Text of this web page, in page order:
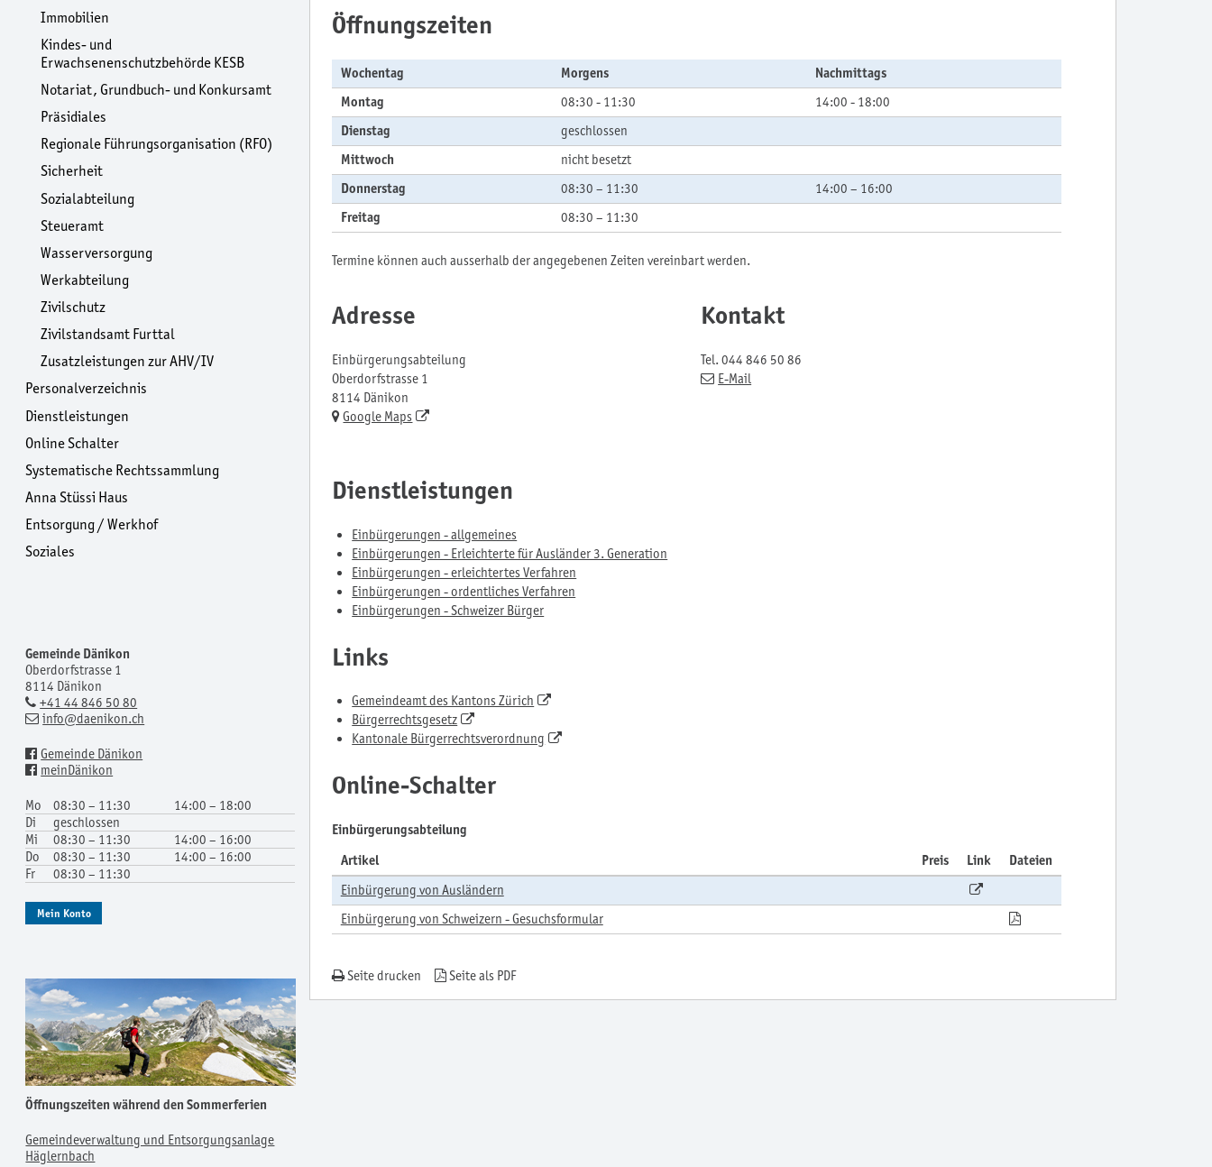
Immobilien
Kindes- und
Erwachsenenschutzbehörde KESB
Notariat, Grundbuch- und Konkursamt
Präsidiales
Regionale Führungsorganisation (RFO)
Sicherheit
Sozialabteilung
Steueramt
Wasserversorgung
Werkabteilung
Zivilschutz
Zivilstandsamt Furttal
Zusatzleistungen zur AHV/IV
Personalverzeichnis
Dienstleistungen
Online Schalter
Systematische Rechtssammlung
Anna Stüssi Haus
Entsorgung / Werkhof
Soziales
Gemeinde Dänikon
Oberdorfstrasse 1
8114 Dänikon
+41 44 846 50 80
info@daenikon.ch
Gemeinde Dänikon
meinDänikon
Mo 08:30 – 11:30
14:00 – 18:00
Di
geschlossen
Mi
08:30 – 11:30
14:00 – 16:00
Do
08:30 – 11:30
14:00 – 16:00
Fr
08:30 – 11:30
Mein Konto
Öffnungszeiten während den Sommerferien
Gemeindeverwaltung und Entsorgungsanlage
Häglernbach
Öffnungszeiten
Wochentag Morgens
Nachmittags
Montag
08:30 - 11:30
14:00 - 18:00
Dienstag
geschlossen
Mittwoch
nicht besetzt
Donnerstag
08:30 – 11:30
14:00 – 16:00
Freitag
08:30 – 11:30
Termine können auch ausserhalb der angegebenen Zeiten vereinbart werden.
Adresse
Einbürgerungsabteilung
Oberdorfstrasse 1
8114 Dänikon
Google Maps
Kontakt
Tel.044 846 50 86
E-Mail
Dienstleistungen
Einbürgerungen - allgemeines
Einbürgerungen - Erleichterte für Ausländer 3. Generation
Einbürgerungen - erleichtertes Verfahren
Einbürgerungen - ordentliches Verfahren
Einbürgerungen - Schweizer Bürger
Links
Gemeindeamt des Kantons Zürich
Bürgerrechtsgesetz
Kantonale Bürgerrechtsverordnung
Online-Schalter
Einbürgerungsabteilung
Artikel
Preis Link
Dateien
Einbürgerung von Ausländern
Einbürgerung von Schweizern - Gesuchsformular
Seite drucken Seite als PDF